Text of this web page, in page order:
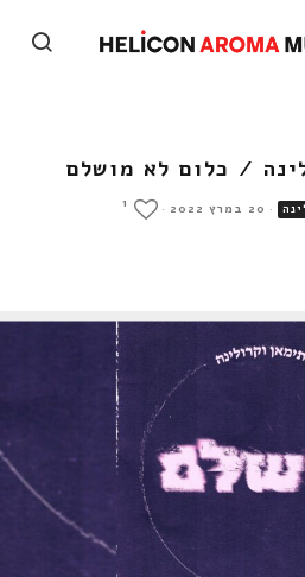
/ כלום לא מושלם
· 20 במרץ 2022 ·
1